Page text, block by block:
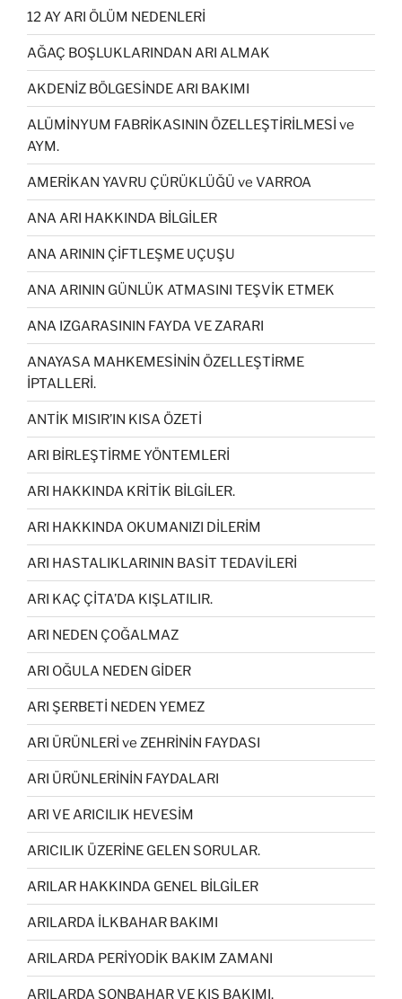
12 AY ARI ÖLÜM NEDENLERİ
AĞAÇ BOŞLUKLARINDAN ARI ALMAK
AKDENİZ BÖLGESİNDE ARI BAKIMI
ALÜMİNYUM FABRİKASININ ÖZELLEŞTİRİLMESİ ve
AYM.
AMERİKAN YAVRU ÇÜRÜKLÜĞÜ ve VARROA
ANA ARI HAKKINDA BİLGİLER
ANA ARININ ÇİFTLEŞME UÇUŞU
ANA ARININ GÜNLÜK ATMASINI TEŞVİK ETMEK
ANA IZGARASININ FAYDA VE ZARARI
ANAYASA MAHKEMESİNİN ÖZELLEŞTİRME
İPTALLERİ.
ANTİK MISIR’IN KISA ÖZETİ
ARI BİRLEŞTİRME YÖNTEMLERİ
ARI HAKKINDA KRİTİK BİLGİLER.
ARI HAKKINDA OKUMANIZI DİLERİM
ARI HASTALIKLARININ BASİT TEDAVİLERİ
ARI KAÇ ÇİTA’DA KIŞLATILIR.
ARI NEDEN ÇOĞALMAZ
ARI OĞULA NEDEN GİDER
ARI ŞERBETİ NEDEN YEMEZ
ARI ÜRÜNLERİ ve ZEHRİNİN FAYDASI
ARI ÜRÜNLERİNİN FAYDALARI
ARI VE ARICILIK HEVESİM
ARICILIK ÜZERİNE GELEN SORULAR.
ARILAR HAKKINDA GENEL BİLGİLER
ARILARDA İLKBAHAR BAKIMI
ARILARDA PERİYODİK BAKIM ZAMANI
ARILARDA SONBAHAR VE KIŞ BAKIMI.